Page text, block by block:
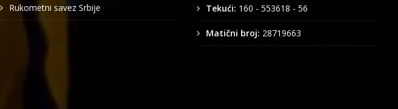
Rukometni savez Srbije Tekući: 160 - 553618 - 56
Matični broj: 28719663